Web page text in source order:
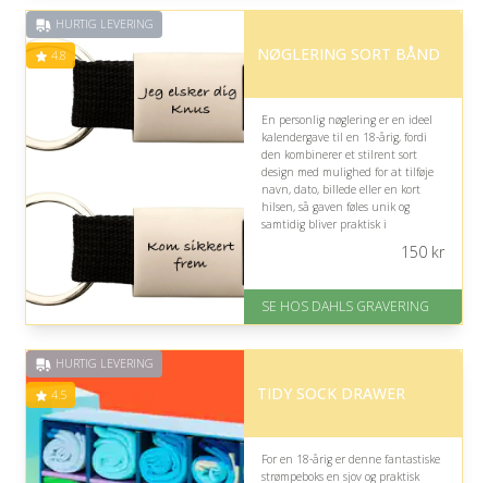
God Trustpilot rating på 4.1 ud
HURTIG LEVERING
4.8 NØGLERING SORT BÅND
En personlig nøglering er en ideel
kalendergave til en 18-årig, fordi
den kombinerer et stilrent sort
design med mulighed for at tilføje
navn, dato, billede eller en kort
hilsen, så gaven føles unik og
samtidig bliver praktisk i
Fremragende Trustpilot rating
150kr
SE HOS DAHLS GRAVERING
HURTIG LEVERING
4.5 TIDY SOCK DRAWER
For en 18-årig er denne fantastiske
strømpeboks en sjov og praktisk